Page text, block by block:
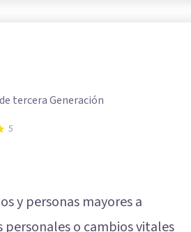
tercera Generación
5
y personas mayores a
o cambios vitales